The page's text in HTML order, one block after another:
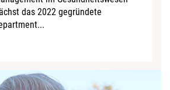
das 2022 gegründete